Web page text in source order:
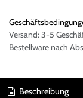
Versand: 3-5
Bestellware nach
Beschreibung